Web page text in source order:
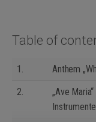
Table of
1.
Anthem
2.
„Ave